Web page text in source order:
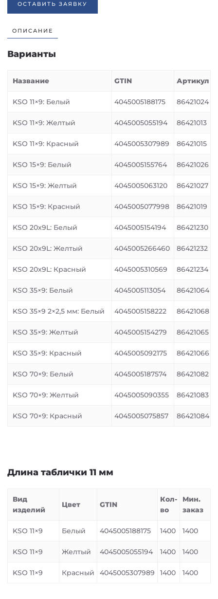
ОСТАВИТЬ ЗАЯВКУ
ОПИСАНИЕ
Варианты
Название GTIN Артикул
KSO 11×9: Белый 4045005188175 86421024
KSO 11×9: Желтый 4045005055194 86421013
KSO 11×9: Красный 4045005307989 86421015
KSO 15×9: Белый 4045005155764 86421026
KSO 15×9: Желтый 4045005063120 86421027
KSO 15×9: Красный 4045005077998 86421019
KSO 20x9L: Белый 4045005154194 86421230
KSO 20x9L: Желтый 4045005266460 86421232
KSO 20x9L: Красный 4045005310569 86421234
KSO 35×9: Белый 4045005113054 86421064
KSO 35×9 2×2,5 мм: Белый 4045005158222 86421068
KSO 35×9: Желтый 4045005154279 86421065
KSO 35×9: Красный 4045005092175 86421066
KSO 70×9: Белый 4045005187574 86421082
KSO 70×9: Желтый 4045005090355 86421083
KSO 70×9: Красный 4045005075857 86421084
Длина таблички 11 мм
Вид
изделий
Цвет GTIN
Кол-
во
Мин.
заказ
KSO 11×9 Белый 4045005188175 1400 1400
KSO 11×9 Желтый 4045005055194 1400 1400
KSO 11×9 Красный 4045005307989 1400 1400